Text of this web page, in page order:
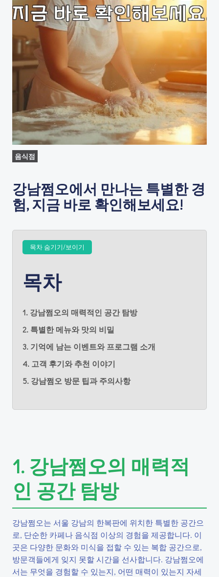
음식점
강남쩜오에서 만나는 특별한 경
험, 지금 바로 확인해보세요!
목차 숨기기/보이기
목차
1. 강남쩜오의 매력적인 공간 탐방
2. 특별한 메뉴와 맛의 비밀
3. 기억에 남는 이벤트와 프로그램 소개
4. 고객 후기와 추천 이야기
5. 강남쩜오 방문 팁과 주의사항
1. 강남쩜오의 매력적
인 공간 탐방
강남쩜오는 서울 강남의 한복판에 위치한 특별한 공간으
로, 단순한 카페나 음식점 이상의 경험을 제공합니다. 이
곳은 다양한 문화와 미식을 접할 수 있는 복합 공간으로,
방문객들에게 잊지 못할 시간을 선사합니다. 강남쩜오에
서는 무엇을 경험할 수 있는지, 어떤 매력이 있는지 자세